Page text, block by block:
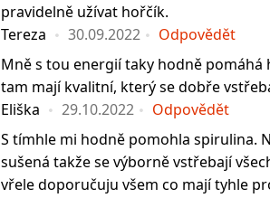
pravidelně užívat hořčík.
Tereza
30.09.2022
Odpovědět
Mně s tou energií taky hodně
tam mají kvalitní, který se dobře
Eliška
29.10.2022
Odpovědět
S tímhle mi hodně pomohla spirulina.
sušená takže se výborně vstřebají
vřele doporučuju všem co mají tyhle